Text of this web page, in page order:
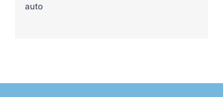
auto